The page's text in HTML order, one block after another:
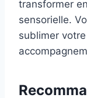
transformer
sensorielle.
sublimer